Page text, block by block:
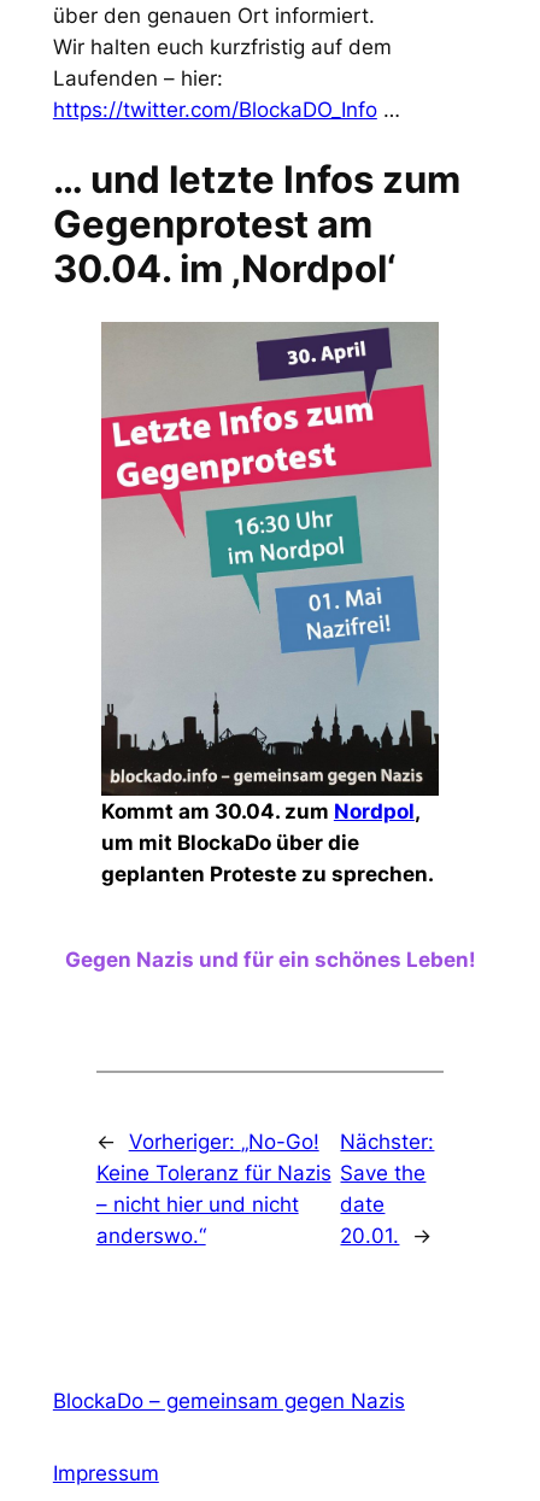
über den genauen Ort informiert.
Wir halten euch kurzfristig auf dem
Laufenden – hier:
https://twitter.com/BlockaDO_Info…
… und letzte Infos zum
Gegenprotest am
30.04. im ‚Nordpol‘
Kommt am 30.04. zum Nordpol,
um mit BlockaDo über die
geplanten Proteste zu sprechen.
Gegen Nazis und für ein schönes Leben!
← Vorheriger: „No-Go!
Keine Toleranz für Nazis
– nicht hier und nicht
anderswo.“
Nächster:
Save the
date
20.01.
→
BlockaDo – gemeinsam gegen Nazis
Impressum